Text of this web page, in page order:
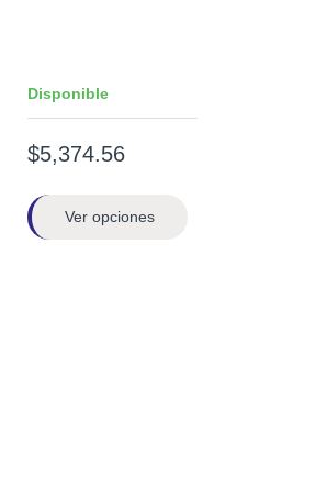
Disponible
$5,374.56
Ver opciones